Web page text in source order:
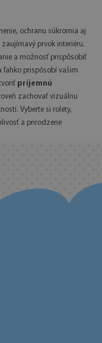
ochranu súkromia aj
prvok interiéru.
a možnosť prispôsobiť
ľahko prispôsobí vašim
príjemnú
zachovať vizuálnu
Vyberte si rolety,
a prirodzene